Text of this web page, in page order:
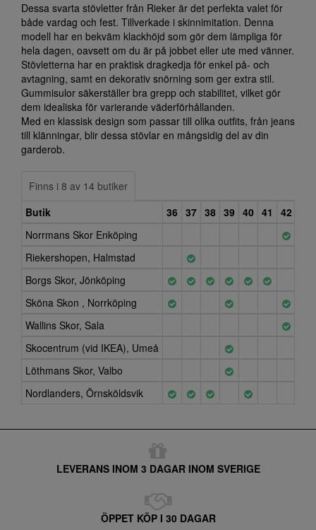
Dessa svarta stövletter från Rieker är det perfekta valet för
både vardag och fest. Tillverkade i skinnimitation. Denna
modell har en bekväm klackhöjd som gör dem lämpliga för
hela dagen, oavsett om du är på jobbet eller ute med vänner.
Stövletterna har en praktisk dragkedja för enkel på- och
avtagning, samt en dekorativ snörning som ger extra stil.
Gummisulor säkerställer bra grepp och stabilitet, vilket gör
dem idealiska för varierande väderförhållanden.
Med en klassisk design som passar till olika outfits, från jeans
till klänningar, blir dessa stövlar en mångsidig del av din
garderob.
Finns i 8 av 14 butiker
Butik
36 37 38 39 40 41 42
Norrmans Skor Enköping
Riekershopen, Halmstad
Borgs Skor, Jönköping
Sköna Skon , Norrköping
Wallins Skor, Sala
Skocentrum (vid IKEA), Umeå
Löthmans Skor, Valbo
Nordlanders, Örnsköldsvik
LEVERANS INOM 3 DAGAR INOM SVERIGE
ÖPPET KÖP I 30 DAGAR